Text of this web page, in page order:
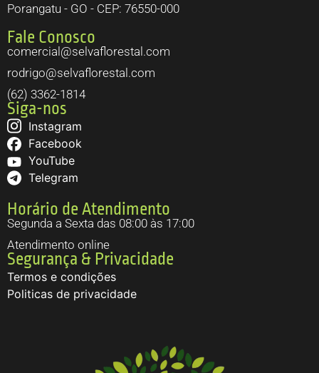
Porangatu - GO - CEP: 76550-000
Fale Conosco
comercial@selvaflorestal.com
rodrigo@selvaflorestal.com
(62) 3362-1814
Siga-nos
Instagram
Facebook
YouTube
Telegram
Horário de Atendimento
Segunda a Sexta das 08:00 às 17:00
Atendimento online
Segurança & Privacidade
Termos e condições
Politicas de privacidade